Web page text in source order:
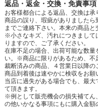
返品・返金・交換・免責事項
お客様都合による返品、交換は承
商品の誤り、瑕疵がありました
までご連絡下さい。本来の商品と
※小さなキズ、汚れにつきまして
りますので、ご了承ください。
在庫不足の場合、出荷可能な数
い。※商品に限りがあるため、不
裁断済みの商品、４営業日以降の
商品到着後は速やかに検収をお願
当店に過失がある場合でも、最
て頂きます。
※例として販売機会の損失補てん
の他いかなる事項にもに購入金額